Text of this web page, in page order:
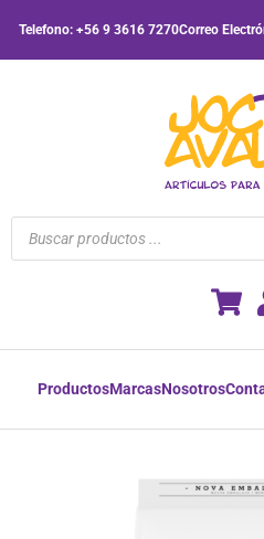
contenido
Telefono: +56 9 3616 7270Correo
Búsqueda
productos
ProductosMarcasNosotros